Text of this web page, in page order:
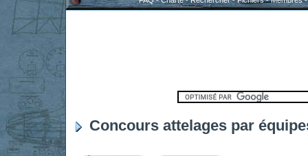
Concours attelages par